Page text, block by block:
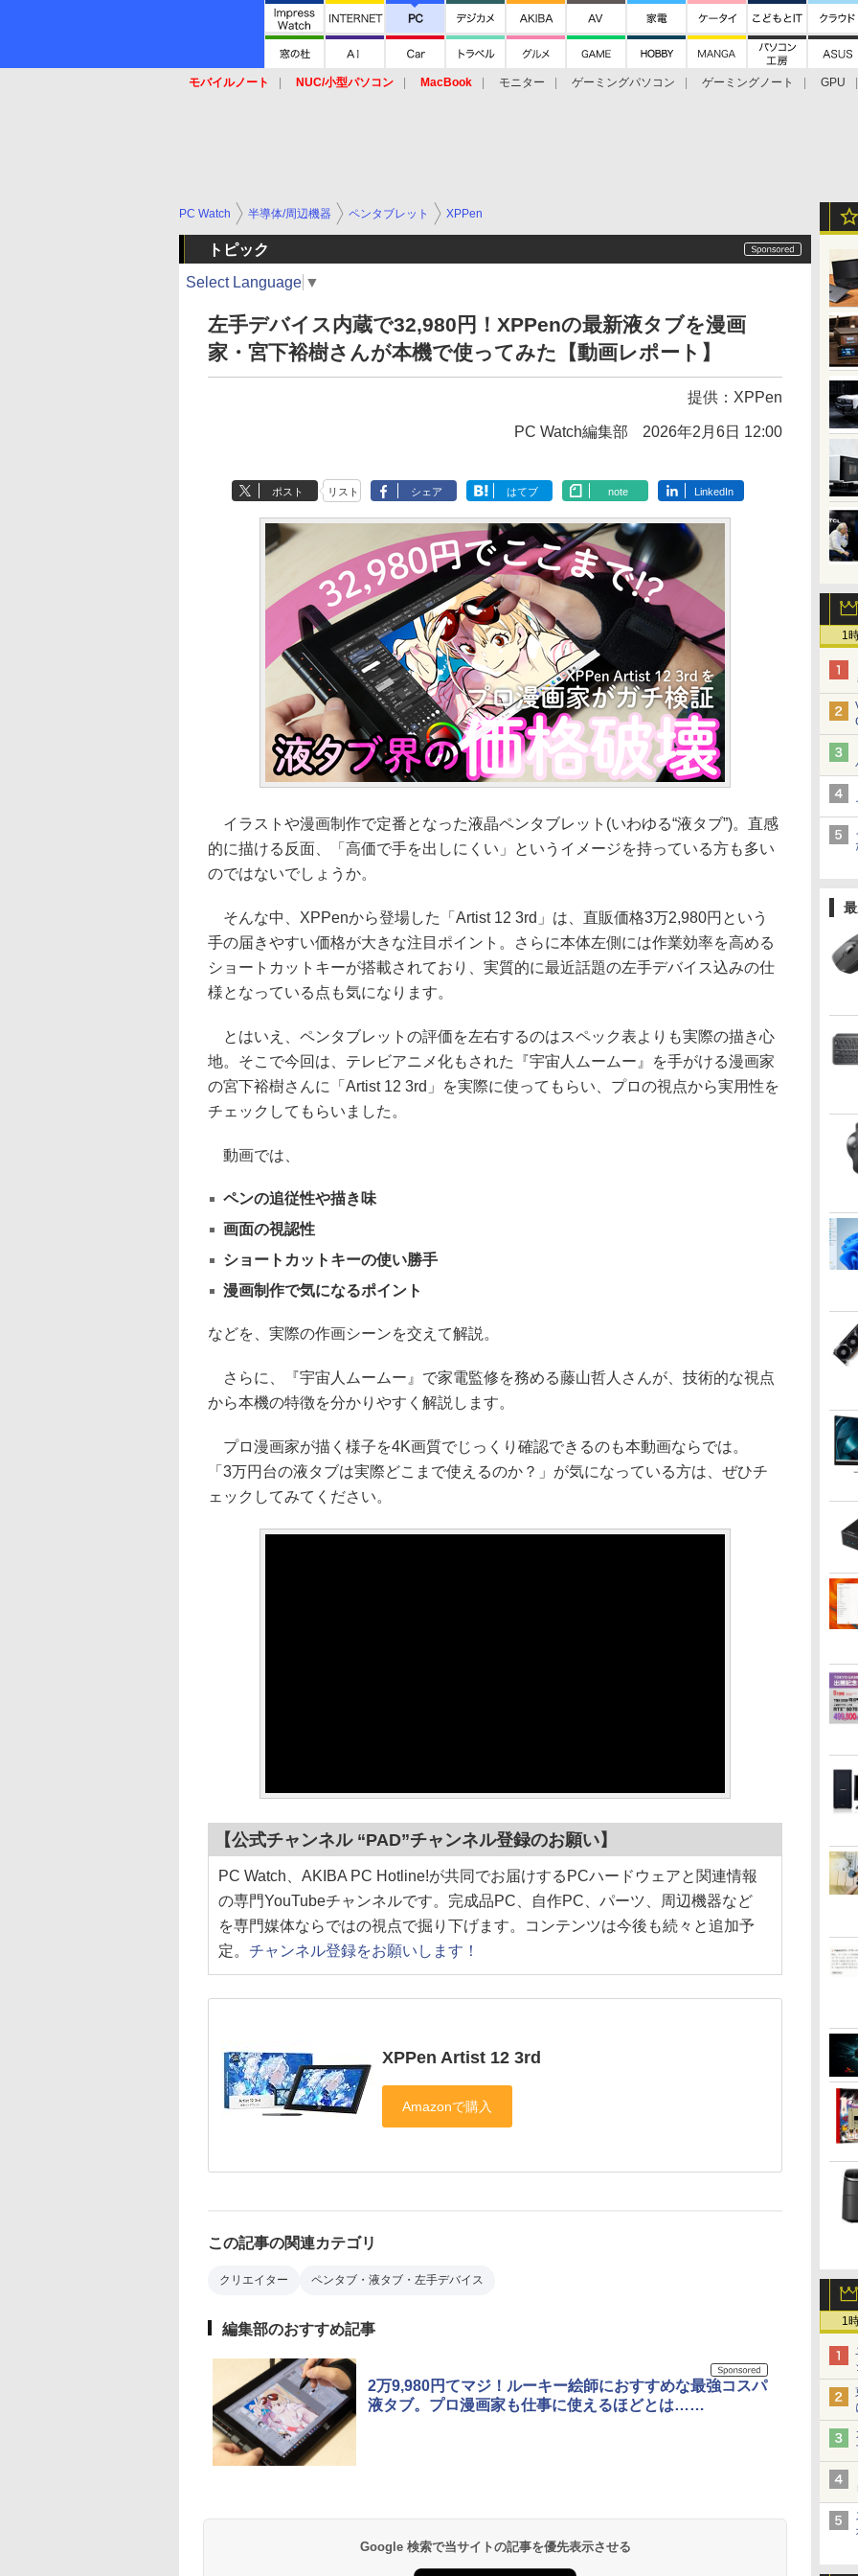
モバイルノート NUC/小型パソコン MacBook モニター ゲーミングパソコン ゲーミングノート
GPU
1
1
PC Watch 半導体/周辺機器 ペンタブレット XPPen
トピック
Select Language ▼
左手デバイス内蔵で32,980円！XPPenの最新液タブを漫画
家・宮下裕樹さんが本機で使ってみた【動画レポート】
提供： XPPen
PC Watch編集部 2026年2月6日 12:00
ポスト リスト シェア はてブ note LinkedIn
イラストや漫画制作で定番となった液晶ペンタブレット(いわゆる“液タブ”)。直感
的に描ける反面、「高価で手を出しにくい」というイメージを持っている方も多い
のではないでしょうか。
そんな中、XPPenから登場した「Artist 12 3rd」は、直販価格3万2,980円という
手の届きやすい価格が大きな注目ポイント。さらに本体左側には作業効率を高める
ショートカットキーが搭載されており、実質的に最近話題の左手デバイス込みの仕
様となっている点も気になります。
とはいえ、ペンタブレットの評価を左右するのはスペック表よりも実際の描き心
地。そこで今回は、テレビアニメ化もされた『宇宙人ムームー』を手がける漫画家
の宮下裕樹さんに「Artist 12 3rd」を実際に使ってもらい、プロの視点から実用性を
チェックしてもらいました。
動画では、
ペンの追従性や描き味
画面の視認性
ショートカットキーの使い勝手
漫画制作で気になるポイント
などを、実際の作画シーンを交えて解説。
さらに、『宇宙人ムームー』で家電監修を務める藤山哲人さんが、技術的な視点
から本機の特徴を分かりやすく解説します。
プロ漫画家が描く様子を4K画質でじっくり確認できるのも本動画ならでは。
「3万円台の液タブは実際どこまで使えるのか？」が気になっている方は、ぜひチ
ェックしてみてください。
【公式チャンネル “PAD”チャンネル登録のお願い】
PC Watch、AKIBA PC Hotline!が共同でお届けするPCハードウェアと関連情報
の専門YouTubeチャンネルです。完成品PC、自作PC、パーツ、周辺機器など
を専門媒体ならではの視点で掘り下げます。コンテンツは今後も続々と追加予
定。 チャンネル登録をお願いします！
XPPen Artist 12 3rd
この記事の関連カテゴリ
クリエイター ペンタブ・液タブ・左手デバイス
編集部のおすすめ記事
2万9,980円てマジ！ルーキー絵師におすすめな最強コスパ
液タブ。プロ漫画家も仕事に使えるほどとは……
Google 検索で当サイトの記事を優先表示させる